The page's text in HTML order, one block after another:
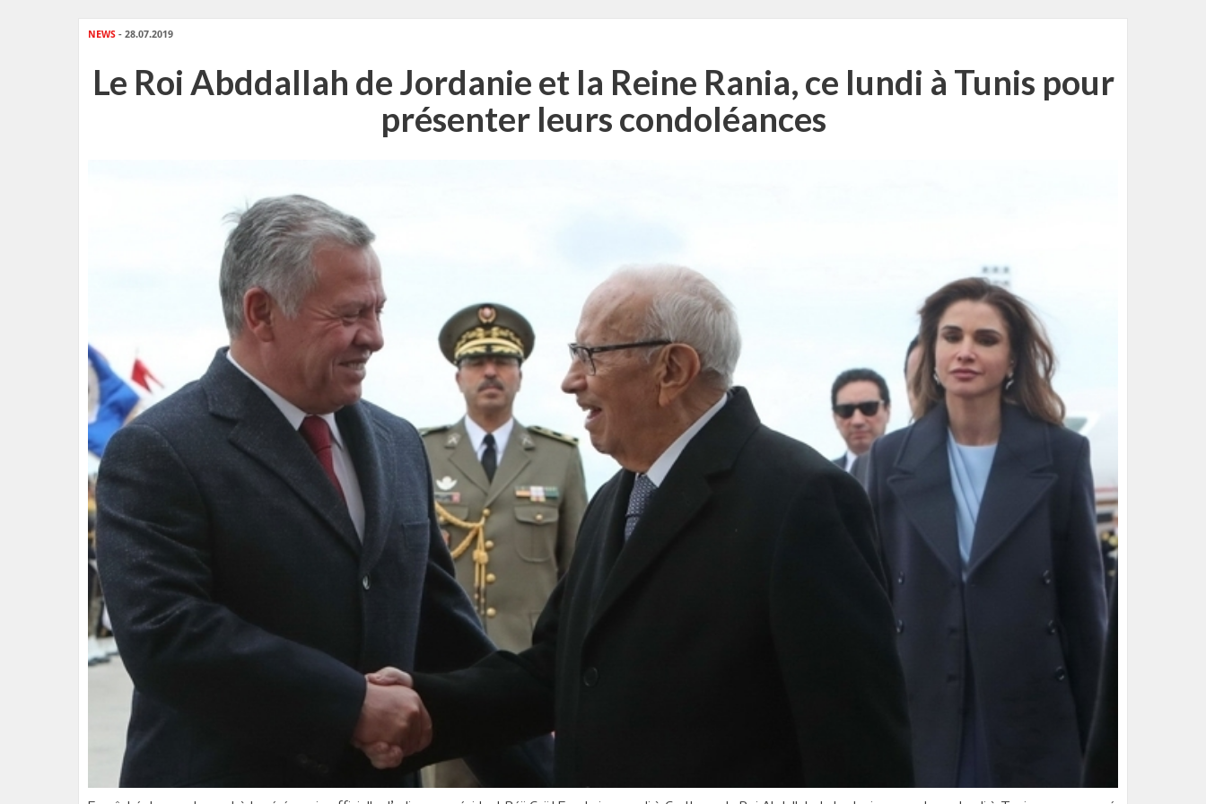
NEWS - 28.07.2019
Le Roi Abddallah de Jordanie et la Reine Rania, ce lundi à Tunis pour
présenter leurs condoléances